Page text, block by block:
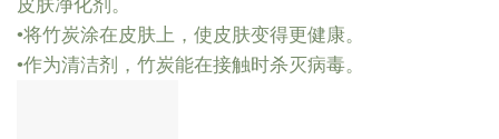
皮肤净化剂。
•将竹炭涂在皮肤上，使皮肤变得更健康。
•作为清洁剂，竹炭能在接触时杀灭病毒。